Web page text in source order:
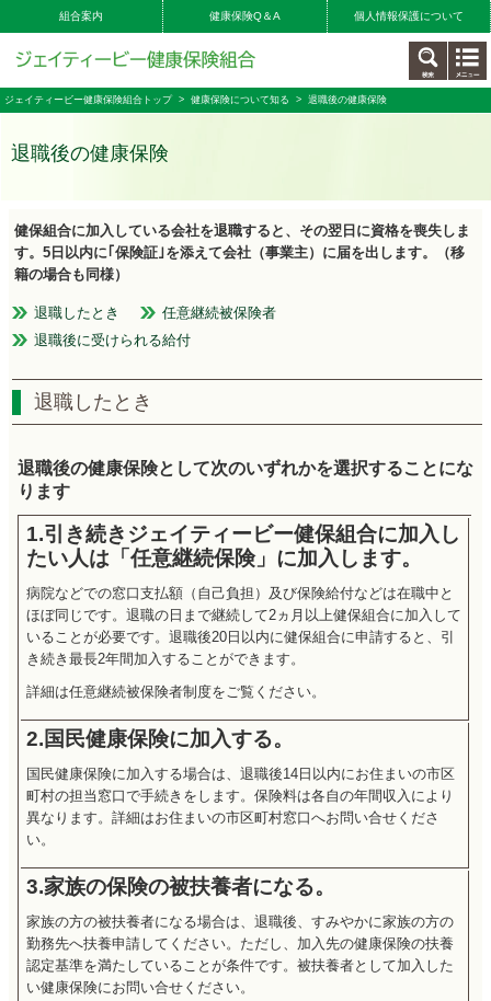
組合案内 健康保険Q＆A 個人情報保護について
ジェイティービー健康保険組合トップ> 健康保険について知る > 退職後の健康保険
退職後の健康保険
健保組合に加入している会社を退職すると、その翌日に資格を喪失しま
す。5日以内に｢保険証｣を添えて会社（事業主）に届を出します。（移
籍の場合も同様）
退職したとき
任意継続被保険者
退職後に受けられる給付
退職したとき
退職後の健康保険として次のいずれかを選択することにな
ります
1.引き続きジェイティービー健保組合に加入し
たい人は「任意継続保険」に加入します。
病院などでの窓口支払額（自己負担）及び保険給付などは在職中と
ほぼ同じです。退職の日まで継続して2ヵ月以上健保組合に加入して
いることが必要です。退職後20日以内に健保組合に申請すると、引
き続き最長2年間加入することができます。
詳細は任意継続被保険者制度をご覧ください。
2.国民健康保険に加入する。
国民健康保険に加入する場合は、退職後14日以内にお住まいの市区
町村の担当窓口で手続きをします。保険料は各自の年間収入により
異なります。詳細はお住まいの市区町村窓口へお問い合せくださ
い。
3.家族の保険の被扶養者になる。
家族の方の被扶養者になる場合は、退職後、すみやかに家族の方の
勤務先へ扶養申請してください。ただし、加入先の健康保険の扶養
認定基準を満たしていることが条件です。被扶養者として加入した
い健康保険にお問い合せください。